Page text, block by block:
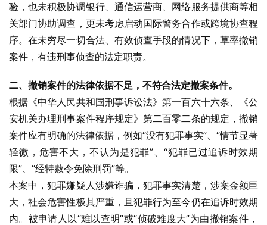
验，也未积极协调银行、通信运营商、网络服务提供商等相
关部门协助调查，更未考虑启动国际警务合作或跨境协查程
序。在未穷尽一切合法、有效侦查手段的情况下，草率撤销
案件，有违刑事侦查的法定职责。
二、撤销案件的法律依据不足，不符合法定撤案条件。
根据《中华人民共和国刑事诉讼法》第一百六十六条、《公
安机关办理刑事案件程序规定》第二百零二条的规定，撤销
案件应有明确的法律依据，例如“没有犯罪事实”、“情节显著
轻微，危害不大，不认为是犯罪”、“犯罪已过追诉时效期
限”、“经特赦令免除刑罚”等。
本案中，犯罪嫌疑人涉嫌诈骗，犯罪事实清楚，涉案金额巨
大，社会危害性极其严重，且犯罪行为至今仍在追诉时效期
内。被申请人以“难以查明”或“侦破难度大”为由撤销案件，